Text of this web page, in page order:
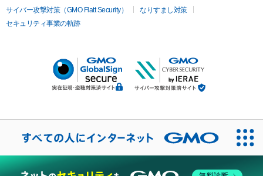
サイバー攻撃対策（GMO Flatt Security）
なりすまし対策
セキュリティ事業の軌跡